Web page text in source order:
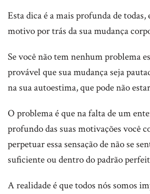
Esta dica é a mais profunda de todas,
motivo por trás da sua mudança
Se você não tem nenhum problema
provável que sua mudança seja
na sua autoestima, que pode não
O problema é que na falta de um
profundo das suas motivações você
perpetuar essa sensação de não se
suficiente ou dentro do padrão
A realidade é que todos nós somos